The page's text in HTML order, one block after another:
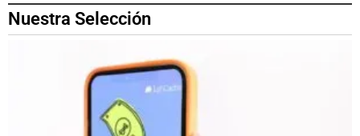
Nuestra Selección